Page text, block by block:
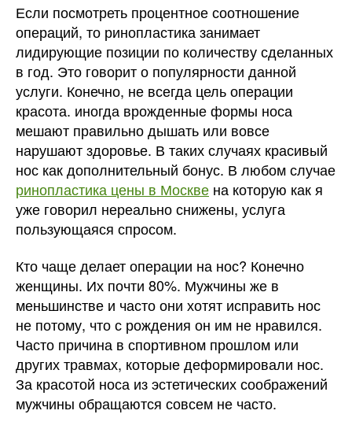
Если посмотреть процентное соотношение
операций, то ринопластика занимает
лидирующие позиции по количеству сделанных
в год. Это говорит о популярности данной
услуги. Конечно, не всегда цель операции
красота. иногда врожденные формы носа
мешают правильно дышать или вовсе
нарушают здоровье. В таких случаях красивый
нос как дополнительный бонус. В любом случае
ринопластика цены в Москве на которую как я
уже говорил нереально снижены, услуга
пользующаяся спросом.
Кто чаще делает операции на нос? Конечно
женщины. Их почти 80%. Мужчины же в
меньшинстве и часто они хотят исправить нос
не потому, что с рождения он им не нравился.
Часто причина в спортивном прошлом или
других травмах, которые деформировали нос.
За красотой носа из эстетических соображений
мужчины обращаются совсем не часто.